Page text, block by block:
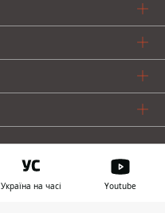
Україна на часі Youtube